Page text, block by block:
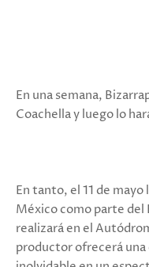
En una semana,
Coachella y luego lo
En tanto, el 11 de mayo
México como parte del
realizará en el
productor ofrecerá